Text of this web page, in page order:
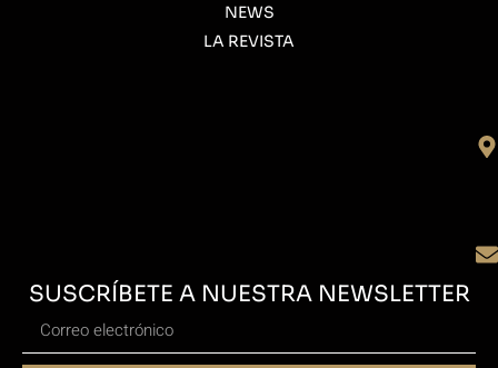
NEWS
LA REVISTA
SUSCRÍBETE A NUESTRA NEWSLETTER